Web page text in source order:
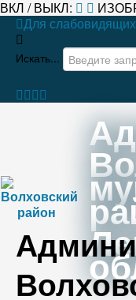
ВКЛ / ВЫКЛ:
Для слабовидящих
Искать...